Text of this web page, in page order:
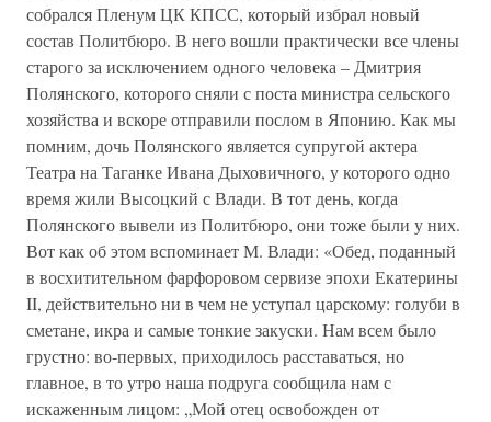
собрался Пленум ЦК КПСС, который избрал новый
состав Политбюро. В него вошли практически все члены
старого за исключением одного человека – Дмитрия
Полянского, которого сняли с поста министра сельского
хозяйства и вскоре отправили послом в Японию. Как мы
помним, дочь Полянского является супругой актера
Театра на Таганке Ивана Дыховичного, у которого одно
время жили Высоцкий с Влади. В тот день, когда
Полянского вывели из Политбюро, они тоже были у них.
Вот как об этом вспоминает М. Влади: «Обед, поданный
в восхитительном фарфоровом сервизе эпохи Екатерины
II, действительно ни в чем не уступал царскому: голуби в
сметане, икра и самые тонкие закуски. Нам всем было
грустно: во-первых, приходилось расставаться, но
главное, в то утро наша подруга сообщила нам с
искаженным лицом: „Мой отец освобожден от